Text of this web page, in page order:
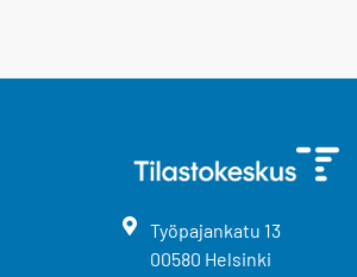
Työpajankatu 13
00580 Helsinki